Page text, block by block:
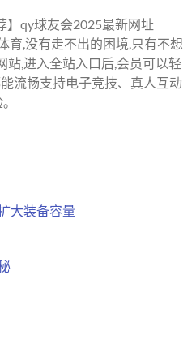
】qy球友会2025最新网址
育,没有走不出的困境,只有不想
站,进入全站入口后,会员可以轻
流畅支持电子竞技、真人互动
大装备容量